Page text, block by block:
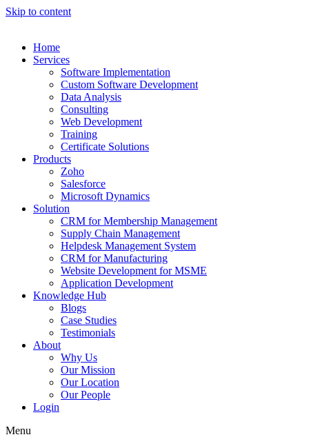
Skip to content
Home
Services
Software Implementation
Custom Software Development
Data Analysis
Consulting
Web Development
Training
Certificate Solutions
Products
Zoho
Salesforce
Microsoft Dynamics
Solution
CRM for Membership Management
Supply Chain Management
Helpdesk Management System
CRM for Manufacturing
Website Development for MSME
Application Development
Knowledge Hub
Blogs
Case Studies
Testimonials
About
Why Us
Our Mission
Our Location
Our People
Login
Menu